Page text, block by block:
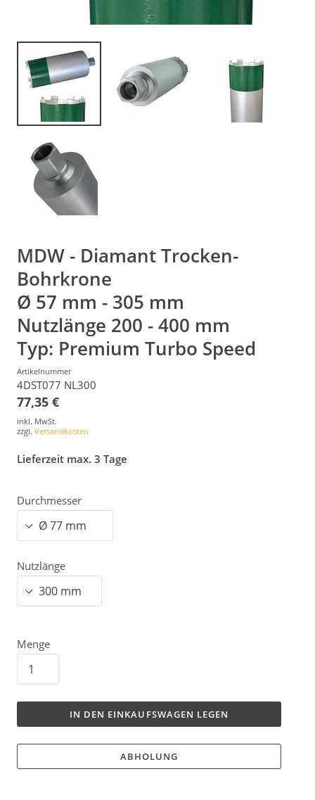
MDW - Diamant Trocken-
Bohrkrone
Ø 57 mm - 305 mm
Nutzlänge 200 - 400 mm
Typ: Premium Turbo Speed
Artikelnummer
4DST077 NL300
77,35 €
inkl. MwSt.
zzgl. Versandkosten
Lieferzeit max. 3 Tage
Durchmesser
Nutzlänge
Menge
IN DEN EINKAUFSWAGEN LEGEN
ABHOLUNG